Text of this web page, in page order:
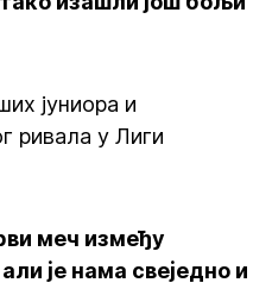
јуниора и
ривала у Лиги
меч између
је нама свеједно и